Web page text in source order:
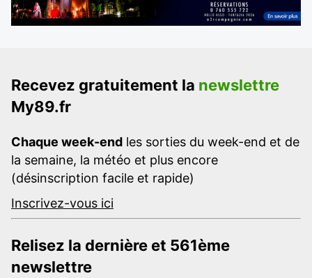
Recevez gratuitement la newslettre
My89.fr
Chaque week-end les sorties du week-end et de
la semaine, la météo et plus encore
(désinscription facile et rapide)
Inscrivez-vous ici
Relisez la dernière et 561ème
newslettre